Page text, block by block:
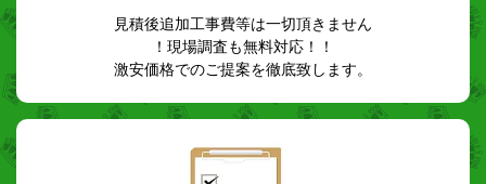
見積後追加工事費等は一切頂きません
！現場調査も無料対応！！
激安価格でのご提案を徹底致します。